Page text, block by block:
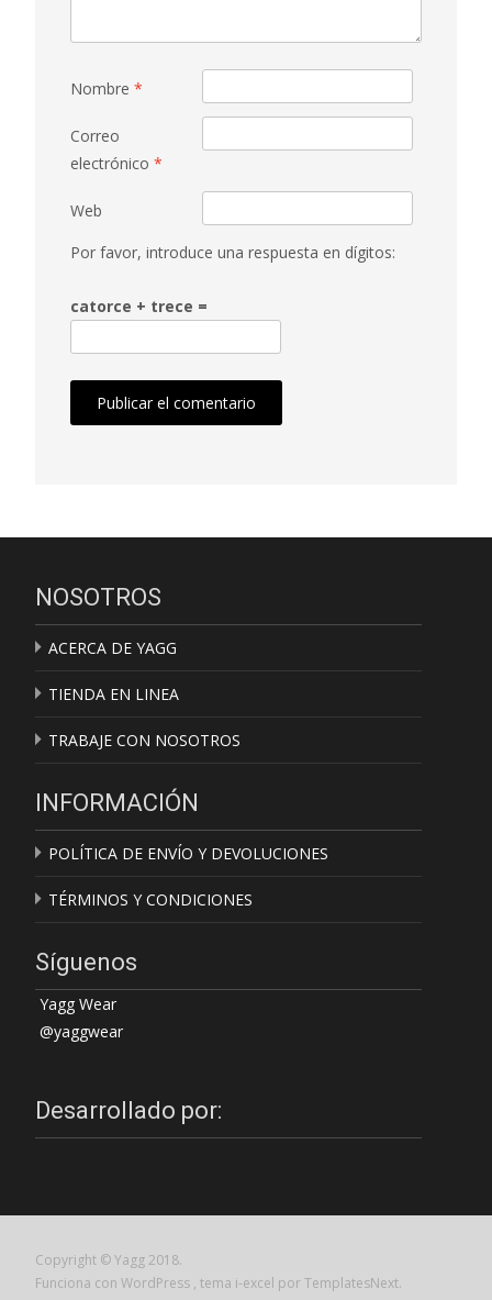
Nombre *
Correo
electrónico *
Web
Por favor, introduce una respuesta en dígitos:
catorce + trece =
NOSOTROS
ACERCA DE YAGG
TIENDA EN LINEA
TRABAJE CON NOSOTROS
INFORMACIÓN
POLÍTICA DE ENVÍO Y DEVOLUCIONES
TÉRMINOS Y CONDICIONES
Síguenos
Yagg Wear
@yaggwear
Desarrollado por:
Copyright © Yagg 2018.
Funciona con WordPress , tema i-excel por TemplatesNext.